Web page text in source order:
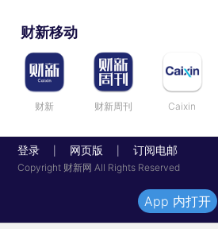
财新移动
财新 财新周刊 Caixin
登录 网页版 订阅电邮
Copyright 财新网 All Rights Reserved
App 内打开